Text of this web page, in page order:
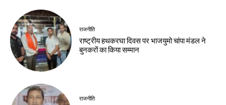
राजनीति
राष्ट्रीय हथकरघा दिवस पर भाजयुमो चांपा मंडल ने
बुनकरों का किया सम्मान
राजनीति